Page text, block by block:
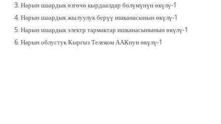
Нарын шаардык өзгөчө кырдаалдар бөлүмүнүн өкүлү-1
Нарын шаардык жылуулук берүү ишканасынын өкүлү-1
Нарын шаардык электр тармактар ишканасынынын өкүлү-1
Нарын облустук Кыргыз Телеком ААКнун өкүлү-1